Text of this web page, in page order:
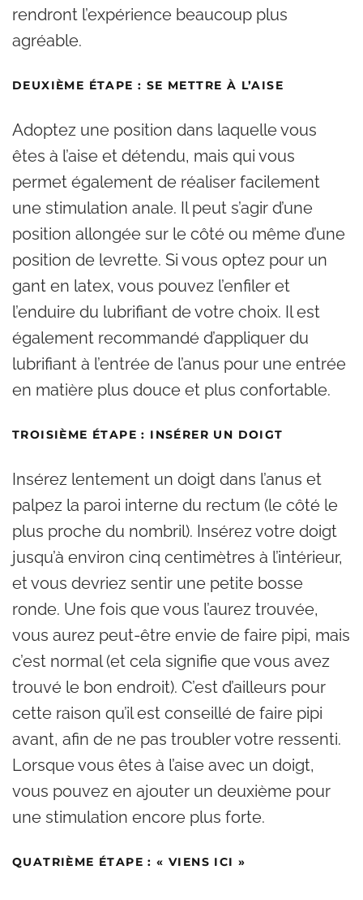
rendront l’expérience beaucoup plus
agréable.
DEUXIÈME ÉTAPE : SE METTRE À L’AISE
Adoptez une position dans laquelle vous
êtes à l’aise et détendu, mais qui vous
permet également de réaliser facilement
une stimulation anale. Il peut s’agir d’une
position allongée sur le côté ou même d’une
position de levrette. Si vous optez pour un
gant en latex, vous pouvez l’enfiler et
l’enduire du lubrifiant de votre choix. Il est
également recommandé d’appliquer du
lubrifiant à l’entrée de l’anus pour une entrée
en matière plus douce et plus confortable.
TROISIÈME ÉTAPE : INSÉRER UN DOIGT
Insérez lentement un doigt dans l’anus et
palpez la paroi interne du rectum (le côté le
plus proche du nombril). Insérez votre doigt
jusqu’à environ cinq centimètres à l’intérieur,
et vous devriez sentir une petite bosse
ronde. Une fois que vous l’aurez trouvée,
vous aurez peut-être envie de faire pipi, mais
c’est normal (et cela signifie que vous avez
trouvé le bon endroit). C’est d’ailleurs pour
cette raison qu’il est conseillé de faire pipi
avant, afin de ne pas troubler votre ressenti.
Lorsque vous êtes à l’aise avec un doigt,
vous pouvez en ajouter un deuxième pour
une stimulation encore plus forte.
QUATRIÈME ÉTAPE : « VIENS ICI »